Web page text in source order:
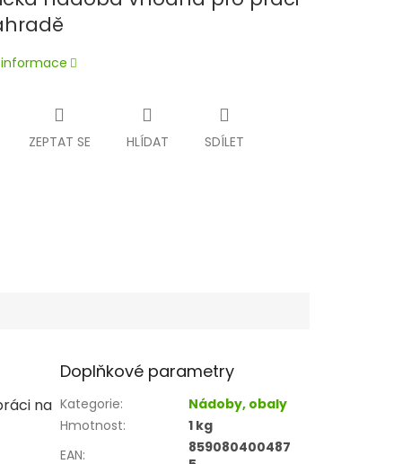
ZEPTAT SE HLÍDAT SDÍLET
na
Doplňkové parametry
Kategorie:
Nádoby, obaly
Hmotnost:
1 kg
EAN:
859080400487